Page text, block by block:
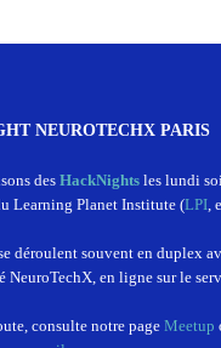
NEUROTECHX PARIS
desHackNightsles lundi
Learning Planet Institute (LPI,
déroulent souvent en duplex
NeuroTechX, en ligne sur le
consulte notre pageMeetup